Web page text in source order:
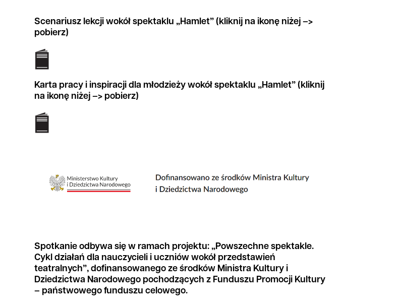
Scenariusz lekcji wokół spektaklu „Hamlet” (kliknij na ikonę niżej –>
pobierz)
Karta pracy i inspiracji dla młodzieży wokół spektaklu „Hamlet” (kliknij
na ikonę niżej –> pobierz)
Spotkanie odbywa się w ramach projektu: „Powszechne spektakle.
Cykl działań dla nauczycieli i uczniów wokół przedstawień
teatralnych”, dofinansowanego ze środków Ministra Kultury i
Dziedzictwa Narodowego pochodzących z Funduszu Promocji Kultury
– państwowego funduszu celowego.